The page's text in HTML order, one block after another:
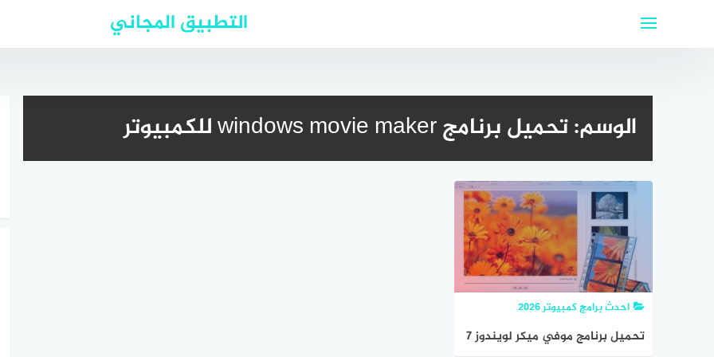
التطبيق المجاني
الوسم:تحميل برنامج windows movie maker للكمبيوتر
احدث برامج كمبيوتر 2026
تحميل برنامج موفي ميكر لويندوز 7